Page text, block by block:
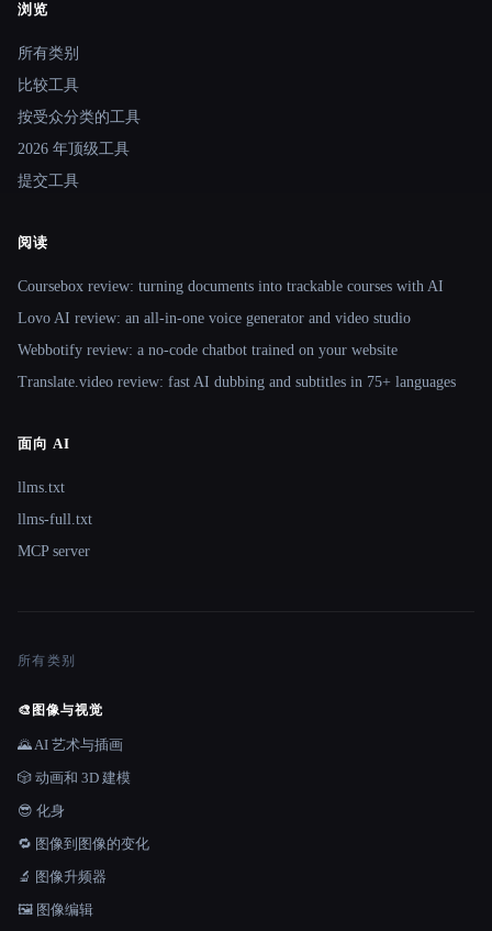
Site navigation
浏览
所有类别
比较工具
按受众分类的工具
2026 年顶级工具
提交工具
阅读
Coursebox review: turning documents into trackable courses with AI
Lovo AI review: an all-in-one voice generator and video studio
Webbotify review: a no-code chatbot trained on your website
Translate.video review: fast AI dubbing and subtitles in 75+ languages
面向 AI
llms.txt
llms-full.txt
MCP server
所有类别
🎨 图像与视觉
🌄 AI 艺术与插画
🎲 动画和 3D 建模
😎 化身
🔁 图像到图像的变化
🔬 图像升频器
🖼️ 图像编辑